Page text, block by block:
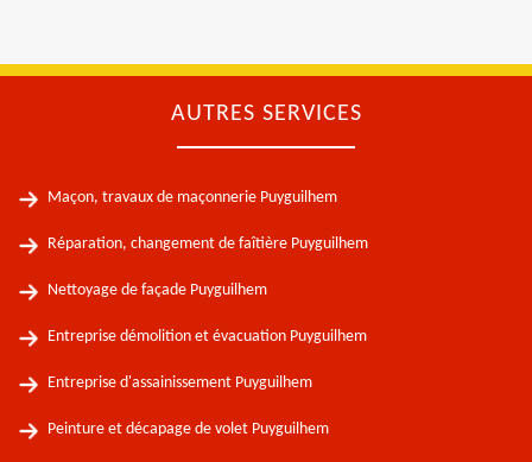
AUTRES SERVICES
Maçon, travaux de maçonnerie Puyguilhem
Réparation, changement de faîtière Puyguilhem
Nettoyage de façade Puyguilhem
Entreprise démolition et évacuation Puyguilhem
Entreprise d'assainissement Puyguilhem
Peinture et décapage de volet Puyguilhem